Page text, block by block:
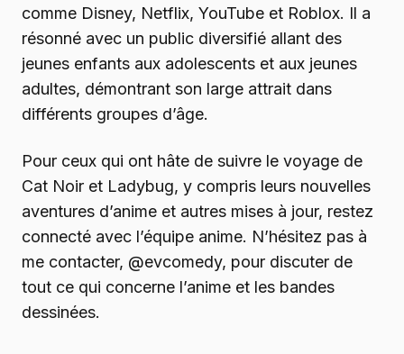
comme Disney, Netflix, YouTube et Roblox. Il a
résonné avec un public diversifié allant des
jeunes enfants aux adolescents et aux jeunes
adultes, démontrant son large attrait dans
différents groupes d’âge.
Pour ceux qui ont hâte de suivre le voyage de
Cat Noir et Ladybug, y compris leurs nouvelles
aventures d’anime et autres mises à jour, restez
connecté avec l’équipe anime. N’hésitez pas à
me contacter, @evcomedy, pour discuter de
tout ce qui concerne l’anime et les bandes
dessinées.